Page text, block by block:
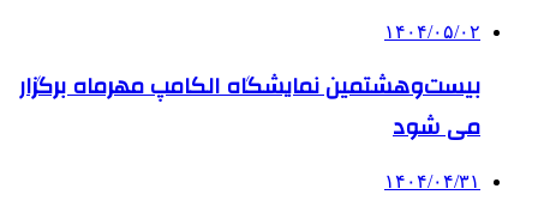
۱۴۰۴/۰۵/۰۲
بیست‌وهشتمین نمایشگاه الکامپ مهرماه برگزار
می شود
۱۴۰۴/۰۴/۳۱